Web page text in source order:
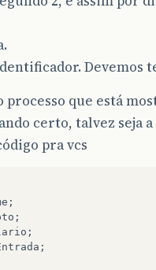
Devemos
que está
certo, talvez seja
pra vcs
;
;
;
;